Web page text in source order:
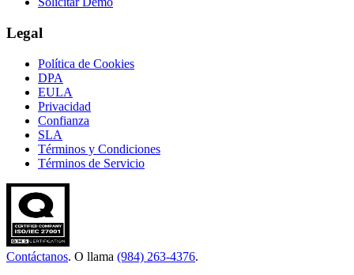
Legal
Política de Cookies
DPA
EULA
Privacidad
Confianza
SLA
Términos y Condiciones
Términos de Servicio
Contáctanos. O llama (984) 263-4376.